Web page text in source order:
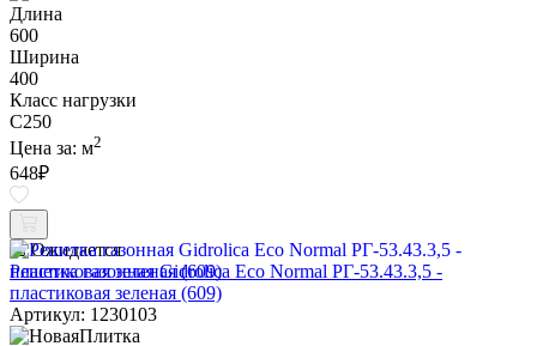
Длина
600
Ширина
400
Класс нагрузки
C250
Цена за: м2
648₽
Ожидается
Решетка газонная Gidrolica Eco Normal РГ-53.43.3,5 -
пластиковая зеленая (609)
Артикул: 1230103